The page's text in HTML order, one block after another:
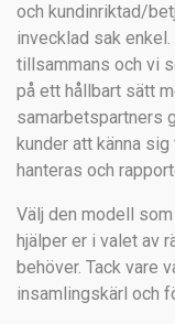
och kundinriktad/
invecklad sak
tillsammans och vi
på ett hållbart sätt
samarbetspartners
kunder att känna
hanteras och
Välj den modell
hjälper er i valet av
behöver. Tack vare
insamlingskärl och